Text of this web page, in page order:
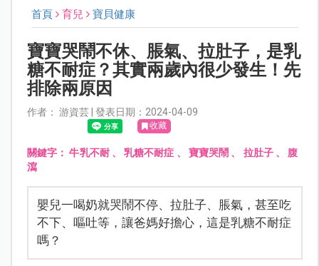
首頁 育兒 寶貝健康
寶寶哭鬧不休、脹氣、拉肚子，是乳
糖不耐症？其實兩歲內很少發生！先
排除兩原因
作者： 游資芸 | 發表日期：2024-04-09
收藏
關鍵字：牛乳不耐、乳糖不耐症 、 寶寶哭鬧 、 拉肚子、 腹
瀉
嬰兒一喝奶就哭鬧不停、拉肚子、脹氣，甚至吃
不下、嘔吐等，讓爸媽好擔心，這是乳糖不耐症
嗎？